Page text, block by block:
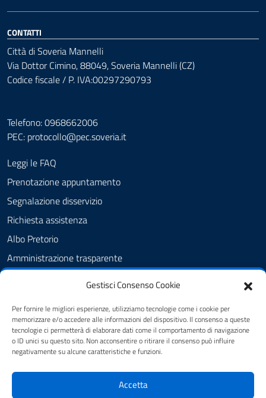
Gestisci Consenso Cookie
Per fornire le migliori esperienze, utilizziamo tecnologie come i cookie per
memorizzare e/o accedere alle informazioni del dispositivo. Il consenso a queste
tecnologie ci permetterà di elaborare dati come il comportamento di navigazione
o ID unici su questo sito. Non acconsentire o ritirare il consenso può influire
negativamente su alcune caratteristiche e funzioni.
Accetta
CONTATTI
Città di Soveria Mannelli
Via Dottor Cimino, 88049, Soveria Mannelli (CZ)
Codice fiscale / P. IVA:00297290793
Telefono: 0968662006
PEC: protocollo@pec.soveria.it
Leggi le FAQ
Prenotazione appuntamento
Segnalazione disservizio
Richiesta assistenza
Albo Pretorio
Amministrazione trasparente
Dichiarazione di accessibilità
Cookie Policy (UE)
SEGUICI SU